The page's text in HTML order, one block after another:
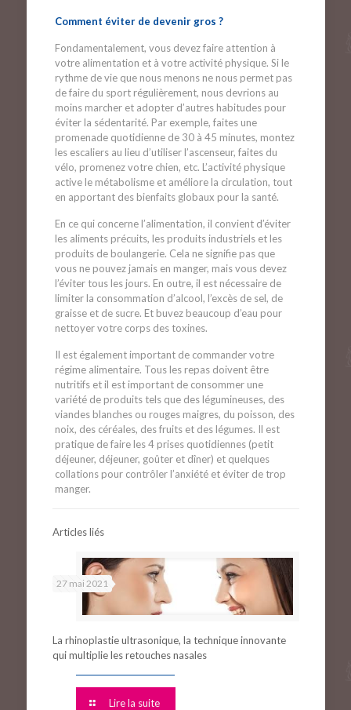
Comment éviter de devenir gros ?
Fondamentalement, vous devez faire attention à
votre alimentation et à votre activité physique. Si le
rythme de vie que nous menons ne nous permet pas
de faire du sport régulièrement, nous devrions au
moins marcher et adopter d’autres habitudes pour
éviter la sédentarité. Par exemple, faites une
promenade quotidienne de 30 à 45 minutes, montez
les escaliers au lieu d’utiliser l’ascenseur, faites du
vélo, promenez votre chien, etc. L’activité physique
active le métabolisme et améliore la circulation, tout
en apportant des bienfaits globaux pour la santé.
En ce qui concerne l’alimentation, il convient d’éviter
les aliments précuits, les produits industriels et les
produits de boulangerie. Cela ne signifie pas que
vous ne pouvez jamais en manger, mais vous devez
l’éviter tous les jours. En outre, il est nécessaire de
limiter la consommation d’alcool, l’excès de sel, de
graisse et de sucre. Et buvez beaucoup d’eau pour
nettoyer votre corps des toxines.
Il est également important de commander votre
régime alimentaire. Tous les repas doivent être
nutritifs et il est important de consommer une
variété de produits tels que des légumineuses, des
viandes blanches ou rouges maigres, du poisson, des
noix, des céréales, des fruits et des légumes. Il est
pratique de faire les 4 prises quotidiennes (petit
déjeuner, déjeuner, goûter et dîner) et quelques
collations pour contrôler l’anxiété et éviter de trop
manger.
Articles liés
27 mai 2021
La rhinoplastie ultrasonique, la technique innovante
qui multiplie les retouches nasales
Lire la suite